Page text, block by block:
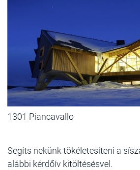
1301 Piancavallo
Segíts nekünk tökéletesíteni a
alábbi kérdőív kitöltésésvel.